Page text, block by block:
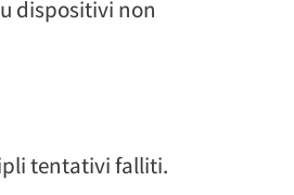
dispositivi non
tentativi falliti.